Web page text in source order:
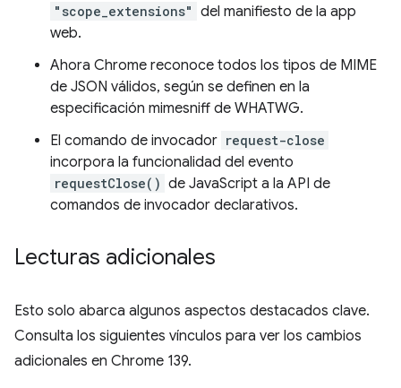
"scope_extensions" del manifiesto de la app
web.
Ahora Chrome reconoce todos los tipos de MIME
de JSON válidos, según se definen en la
especificación mimesniff de WHATWG.
El comando de invocador request-close
incorpora la funcionalidad del evento
requestClose() de JavaScript a la API de
comandos de invocador declarativos.
Lecturas adicionales
Esto solo abarca algunos aspectos destacados clave.
Consulta los siguientes vínculos para ver los cambios
adicionales en Chrome 139.